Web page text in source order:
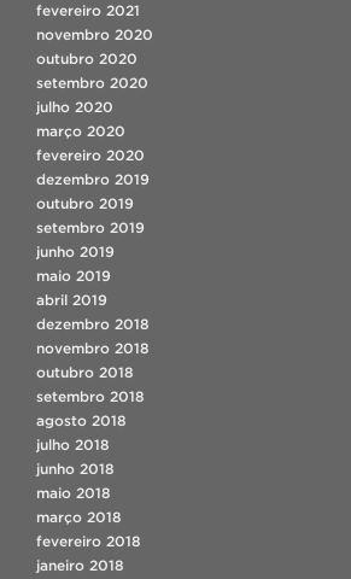
fevereiro 2021
novembro 2020
outubro 2020
setembro 2020
julho 2020
março 2020
fevereiro 2020
dezembro 2019
outubro 2019
setembro 2019
junho 2019
maio 2019
abril 2019
dezembro 2018
novembro 2018
outubro 2018
setembro 2018
agosto 2018
julho 2018
junho 2018
maio 2018
março 2018
fevereiro 2018
janeiro 2018